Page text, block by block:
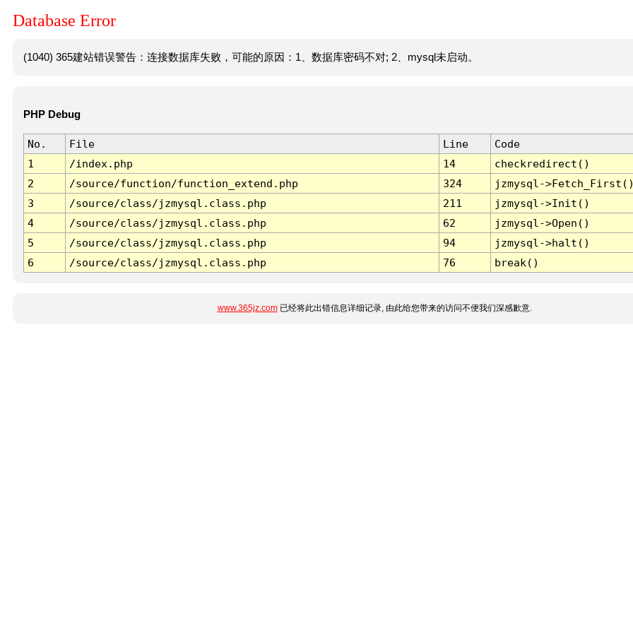
Database Error
(1040) 365建站错误警告：连接数据库失败，可能的原因：1、数据库密码不对; 2、mysql未启动。
PHP Debug
No. File Line
Code
1
/index.php 14
checkredirect()
2
/source/function/function_extend.php 324
jzmysql-
3
/source/class/jzmysql.class.php 211
jzmysql->Init()
4
/source/class/jzmysql.class.php 62
jzmysql->Open()
5
/source/class/jzmysql.class.php 94
jzmysql->halt()
6
/source/class/jzmysql.class.php 76 break()
www.365jz.com已经将此出错信息详细记录, 由此给您带来的访问不便我们深感歉意.